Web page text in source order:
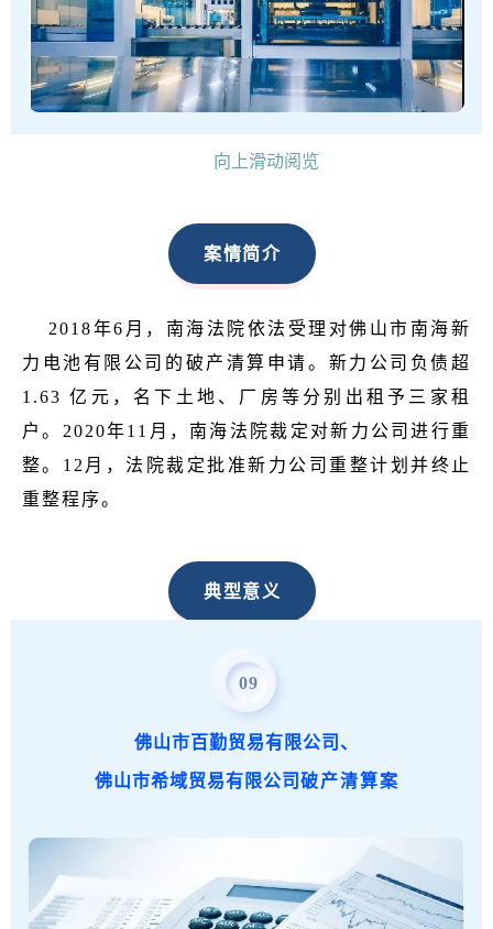
向上滑动阅览
案情简介
2018年6月，南海法院依法受理对佛山市南海新
力电池有限公司的破产清算申请。新力公司负债超
1.63 亿元，名下土地、厂房等分别出租予三家租
户。2020年11月，南海法院裁定对新力公司进行重
整。12月，法院裁定批准新力公司重整计划并终止
重整程序。
典型意义
该案从破产清算转入重整程序，
破产的新力公司，还保住了承租人丰力公司
新力公司名下土地、房产价值较高的资产特点以及
电池行业的发展形势，投资人提出了切实可行的重
得重生,实现了对各利益相关方的平等保护。
09
佛山市百勤贸易有限公司、
佛山市希域贸易有限公司 破产清算案